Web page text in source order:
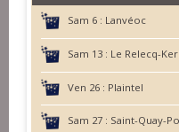
Sam 6 : Lanvéoc
Sam 13 : Le Relecq-
Ven 26 : Plaintel
Sam 27 : Saint-Quay-